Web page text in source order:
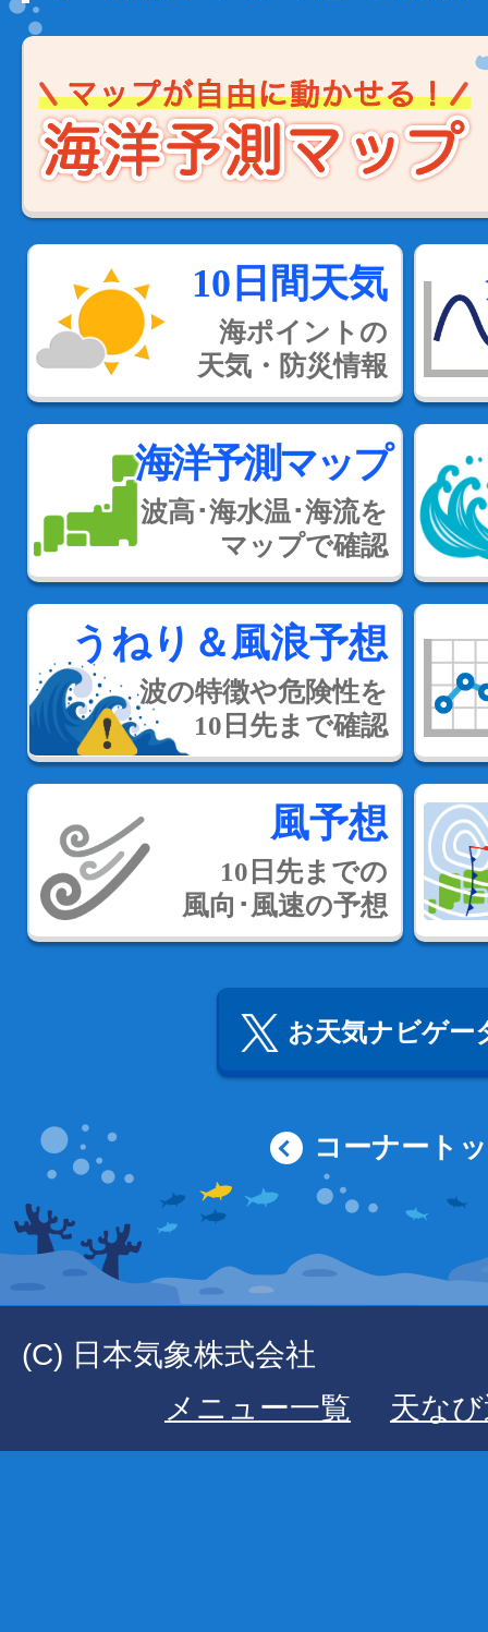
10日間天気
海ポイントの
天気・防災情報
海洋予測マップ
波高･海水温･海流を
マップで確認
うねり＆風浪予想
波の特徴や危険性を
10日先まで確認
風予想
10日先までの
風向･風速の予想
お天気ナビゲー
コーナート
(C) 日本気象株式会社
メニュー一覧
天な